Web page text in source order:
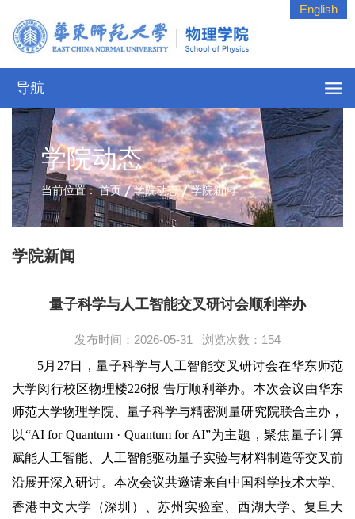
English
导航
学院动态
当前位置：首页 学院动态 学院新闻
学院新闻
量子科学与人工智能交叉研讨会顺利举办
发布时间：2026-05-31 浏览次数： 154
5月27日，量子科学与人工智能交叉研讨会在华东师范
大学闵行校区物理楼226报 告厅顺利举办。本次会议由华东
师范大学物理学院、量子科学与精密测量研究院联合主办，
以“AI for Quantum · Quantum for AI”为主题，聚焦量子计算
赋能人工智能、人工智能驱动量子实验与材料制造等交叉前
沿展开深入研讨。 本次会议共邀请来自中国科学技术大学、
香港中文大学（深圳）、苏州实验室、西湖大学、复旦大